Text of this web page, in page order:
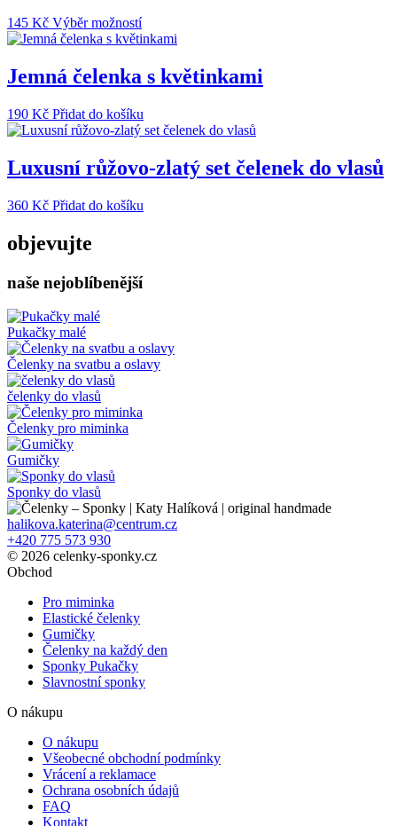
145 Kč Výběr možnostíTento
produkt
více
variant.
lze
vybrat
stránce
produktu
Jemná čelenka s květinkami
190 Kč Přidat do košíku
Luxusní růžovo-zlatý set čelenek do vlasů
360 Kč Přidat do košíku
objevujte
naše nejoblíbenější
Pukačky malé
Čelenky na svatbu a oslavy
čelenky do vlasů
Čelenky pro miminka
Gumičky
Sponky do vlasů
halikova.katerina@centrum.cz
+420 775 573 930
© 2026 celenky-sponky.cz
Obchod
Pro miminka
Elastické čelenky
Gumičky
Čelenky na každý den
Sponky Pukačky
Slavnostní sponky
O nákupu
O nákupu
Všeobecné obchodní podmínky
Vrácení a reklamace
Ochrana osobních údajů
FAQ
Kontakt